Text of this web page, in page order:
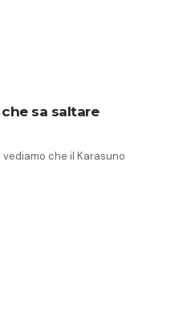
sa saltare
che il Karasuno